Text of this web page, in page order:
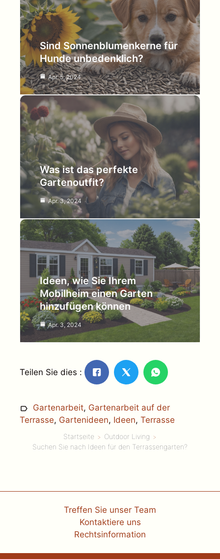
Sind Sonnenblumenkerne für
Hunde unbedenklich?
Apr. 5, 2024
Was ist das perfekte
Gartenoutfit?
Apr. 3, 2024
Ideen, wie Sie Ihrem
Mobilheim einen Garten
hinzufügen können
Apr. 3, 2024
Teilen Sie dies :
Gartenarbeit, Gartenarbeit auf der
Terrasse, Gartenideen, Ideen, Terrasse
Startseite
Outdoor Living
Suchen Sie nach Ideen für den Terrassengarten?
Treffen Sie unser Team
Kontaktiere uns
Rechtsinformation